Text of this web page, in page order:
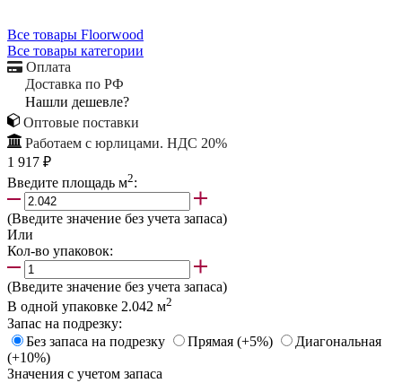
Все товары Floorwood
Все товары категории
Оплата
Доставка по РФ
Нашли дешевле?
Оптовые поставки
Работаем с юрлицами. НДС 20%
1 917 ₽
Введите площадь м2:
(Введите значение без учета запаса)
Или
Кол-во упаковок:
(Введите значение без учета запаса)
В одной упаковке 2.042 м2
Запас на подрезку:
Без запаса на подрезку
Прямая (+5%)
Диагональная
(+10%)
Значения с учетом запаса